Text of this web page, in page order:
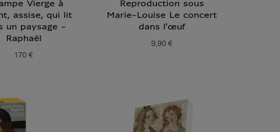
Vierge à
assise, qui lit
un paysage -
Raphaël
Prix ​​actuel
170 €
Reproduction sous
Marie-Louise Le concert
dans l'œuf
Prix ​​actuel
9,90 €